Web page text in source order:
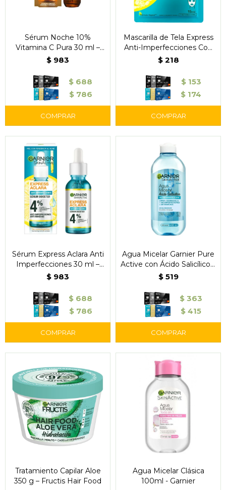
Sérum Noche 10%
Vitamina C Pura 30 ml –
Garnier
$ 983
$ 688
$ 786
Mascarilla de Tela Express
Anti-Imperfecciones Con
Ácido Salicílico y Vitamina
$ 218
$ 153
$ 174
Sérum Express Aclara Anti
Imperfecciones 30 ml –
Garnier
$ 983
$ 688
$ 786
Agua Micelar Garnier Pure
Active con Ácido Salicílico –
Piel Grasa o con
$ 519
$ 363
$ 415
Tratamiento Capilar Aloe
350 g – Fructis Hair Food
Agua Micelar Clásica
100ml - Garnier